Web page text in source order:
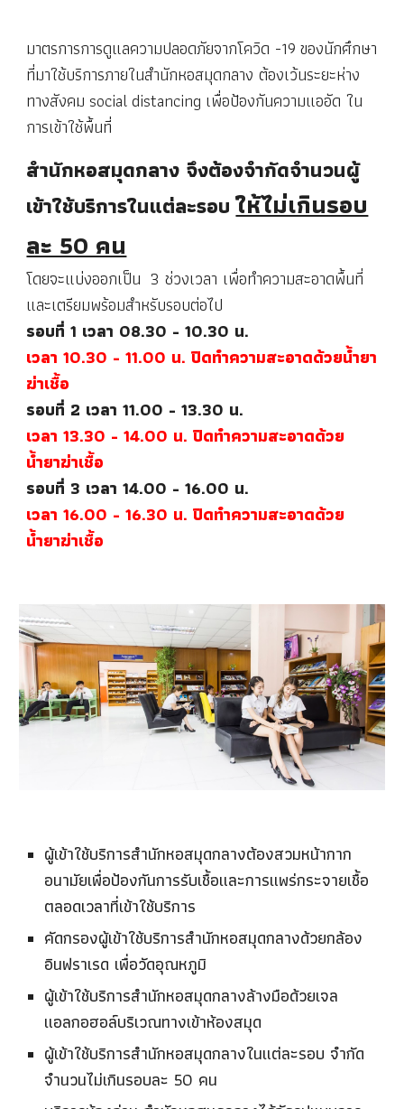
มาตรการการดูแลความปลอดภัยจากโควิด -19 ของนักศึกษา
ที่มาใช้บริการภายในสำนักหอสมุดกลาง ต้องเว้นระยะห่าง
ทางสังคม social distancing เพื่อป้องกันความแออัด ใน
การเข้าใช้พื้นที่
สำนักหอสมุดกลาง จึงต้องจำกัดจำนวนผู้
เข้าใช้บริการในแต่ละรอบ ให้ไม่เกินรอบ
ละ 50 คน
โดยจะแบ่งออกเป็น 3 ช่วงเวลา เพื่อทำความสะอาดพื้นที่
และเตรียมพร้อมสำหรับรอบต่อไป
รอบที่ 1 เวลา 08.30 - 10.30 น.
เวลา 10.30 - 11.00 น. ปิดทำความสะอาดด้วยน้ำยา
ฆ่าเชื้อ
รอบที่ 2 เวลา11.00 - 13.30 น.
เวลา13.30 - 14.00 น. ปิดทำความสะอาดด้วย
น้ำยาฆ่าเชื้อ
รอบที่ 3 เวลา14.00 - 16.00 น.
เวลา16.00 - 16.30 น. ปิดทำความสะอาดด้วย
น้ำยาฆ่าเชื้อ
ผู้เข้าใช้บริการสำนักหอสมุดกลางต้องสวมหน้ากาก
อนามัยเพื่อป้องกันการรับเชื้อและการแพร่กระจายเชื้อ
ตลอดเวลาที่เข้าใช้บริการ
คัดกรองผู้เข้าใช้บริการสำนักหอสมุดกลางด้วยกล้อง
อินฟราเรด เพื่อวัดอุณหภูมิ
ผู้เข้าใช้บริการสำนักหอสมุดกลางล้างมือด้วยเจล
แอลกอฮอล์บริเวณทางเข้าห้องสมุด
ผู้เข้าใช้บริการสำนักหอสมุดกลางในแต่ละรอบ จำกัด
จำนวนไม่เกินรอบละ 50 คน